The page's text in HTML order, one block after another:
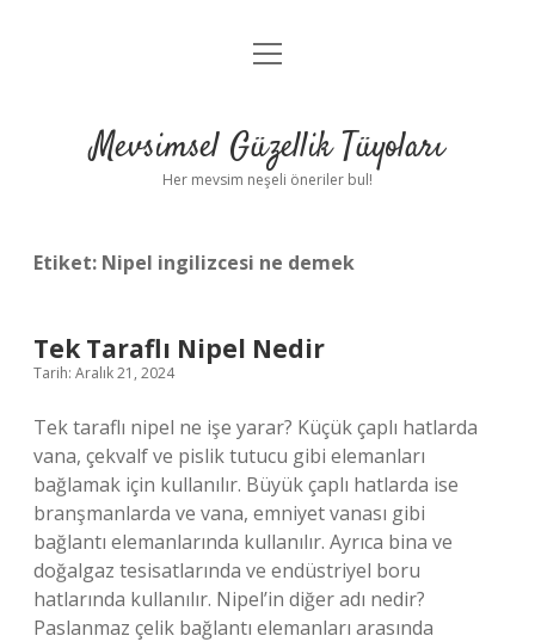
Anasayfa
Yasal Uyarı
menüyü
Mevsimsel Güzellik Tüyoları
Her mevsim neşeli öneriler bul!
Etiket: Nipel ingilizcesi ne demek
Tek Taraflı Nipel Nedir
Tarih: Aralık 21, 2024
Tek taraflı nipel ne işe yarar? Küçük çaplı hatlarda
vana, çekvalf ve pislik tutucu gibi elemanları
bağlamak için kullanılır. Büyük çaplı hatlarda ise
branşmanlarda ve vana, emniyet vanası gibi
bağlantı elemanlarında kullanılır. Ayrıca bina ve
doğalgaz tesisatlarında ve endüstriyel boru
hatlarında kullanılır. Nipel’in diğer adı nedir?
Paslanmaz çelik bağlantı elemanları arasında